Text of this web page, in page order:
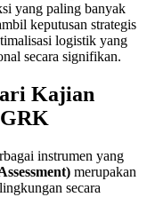
yang paling banyak
keputusan strategis
logistik yang
secara signifikan.
Kajian
instrumen yang
merupakan
secara